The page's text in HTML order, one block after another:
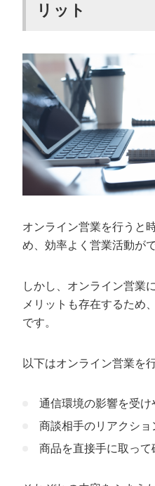
リット
オンライン営業を行うと
め、効率よく営業活動が
しかし、オンライン営業
メリットも存在するため
です。
以下はオンライン営業を
通信環境の影響を受け
商談相手のリアクシ
商品を直接手に取っ